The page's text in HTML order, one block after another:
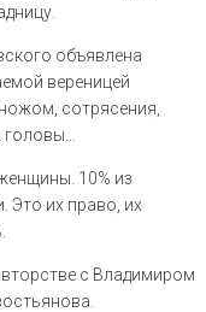
объявлена
вереницей
сотрясения,
10% из
Это их право, их
с Владимиром